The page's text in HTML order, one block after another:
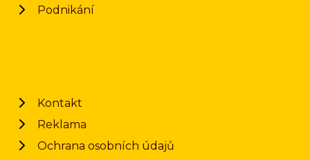
Podnikání
Kontakt
Reklama
Ochrana osobních údajů